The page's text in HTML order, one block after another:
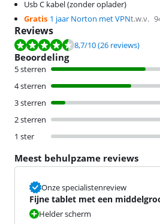
Usb C kabel (zonder oplader)
Gratis 1 jaar Norton met VPNt.w.v.
Reviews
Beoordeling is 8,7 van de 10, gebaseerd op 26
8,7/10(26 reviews)
Beoordeling
5 sterren
4 sterren
3 sterren
2 sterren
1 ster
Meest behulpzame reviews
Onze specialistenreview
Fijne tablet met een
formaat
Helder scherm